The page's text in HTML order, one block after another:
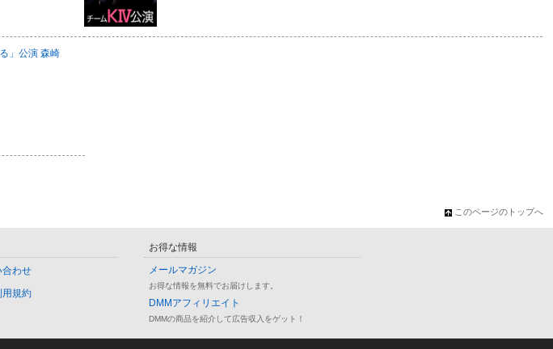
」公演 森崎
このページのトップへ
合わせ
用規約
お得な情報
メールマガジン
お得な情報を無料でお届けします。
DMMアフィリエイト
DMMの商品を紹介して広告収入をゲット！